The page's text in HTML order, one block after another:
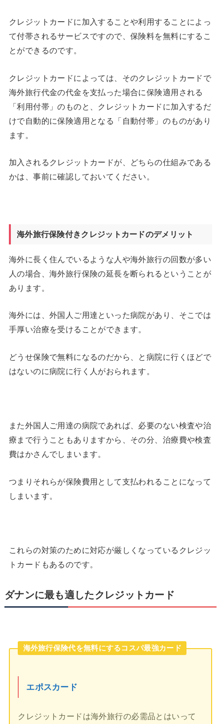
クレジットカードに加入することや利用することによっ
て付帯されるサービスですので、保険料を無料にするこ
とができるのです。
クレジットカードによっては、そのクレジットカードで
海外旅行代金の代金を支払った場合に保険適用される
「利用付帯」のものと、クレジットカードに加入するだ
けで自動的に保険適用となる「自動付帯」のものがあり
ます。
加入されるクレジットカードが、どちらの仕組みである
かは、事前に確認しておいてください。
海外旅行保険付きクレジットカードのデメリット
海外に長く住んでいるような人や海外旅行の回数が多い
人の場合、海外旅行保険の延長を断られるということが
あります。
海外には、外国人ご用達といった病院があり、そこでは
手厚い治療を受けることができます。
どうせ保険で無料になるのだから、と病院に行くほどで
はないのに病院に行く人がおられます。
また外国人ご用達の病院であれば、必要のない検査や治
療まで行うこともありますから、その分、治療費や検査
費はかさんでしまいます。
つまりそれらが保険費用として支払われることになって
しまいます。
これらの対策のために対応が厳しくなっているクレジッ
トカードもあるのです。
ダナンに最も適したクレジットカード
海外旅行保険代を無料にするコスパ最強カード
エポスカード
クレジットカードは海外旅行の必需品とはいって